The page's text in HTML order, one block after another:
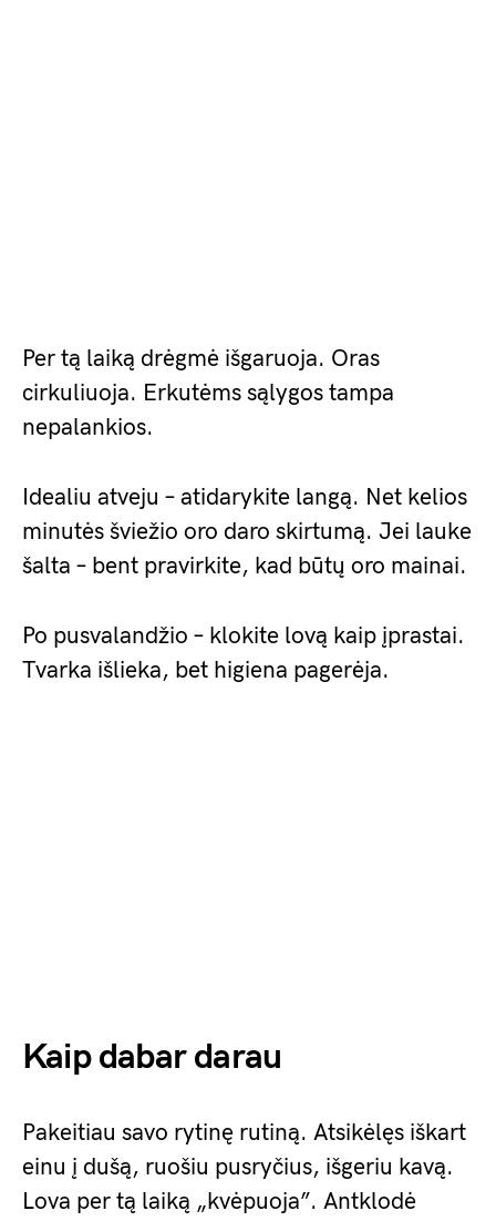
Per tą laiką drėgmė išgaruoja. Oras
cirkuliuoja. Erkutėms sąlygos tampa
nepalankios.
Idealiu atveju – atidarykite langą. Net kelios
minutės šviežio oro daro skirtumą. Jei lauke
šalta – bent pravirkite, kad būtų oro mainai.
Po pusvalandžio – klokite lovą kaip įprastai.
Tvarka išlieka, bet higiena pagerėja.
Kaip dabar darau
Pakeitiau savo rytinę rutiną. Atsikėlęs iškart
einu į dušą, ruošiu pusryčius, išgeriu kavą.
Lova per tą laiką „kvėpuoja”. Antklodė